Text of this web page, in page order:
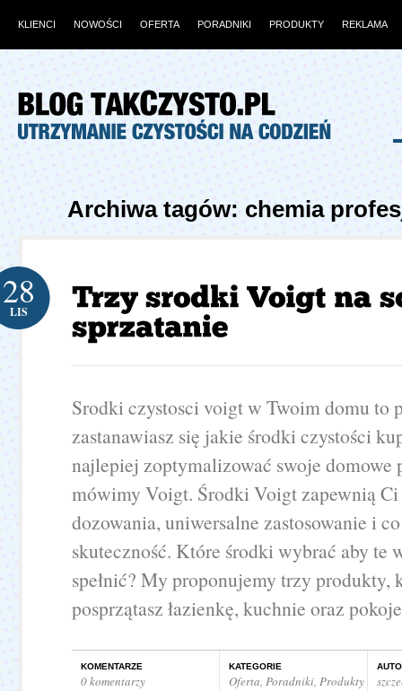
KLIENCI NOWOŚCI OFERTA PORADNIKI PRODUKTY REKLAMA
Archiwa tagów: chemia
28
LIS
Srodki czystosci voigt w Twoim domu to
zastanawiasz się jakie środki czystości
najlepiej zoptymalizować swoje domowe
mówimy Voigt. Środki Voigt zapewnią Ci
dozowania, uniwersalne zastosowanie i
skuteczność. Które środki wybrać aby te
spełnić? My proponujemy trzy produkty,
posprzątasz łazienkę, kuchnie oraz
KOMENTARZE
0 komentarzy
KATEGORIE
Oferta, Poradniki, Produkty